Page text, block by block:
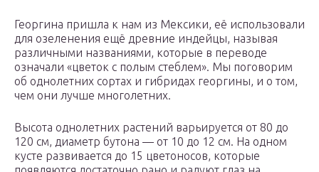
Георгина пришла к нам из Мексики, её использовали
для озеленения ещё древние индейцы, называя
различными названиями, которые в переводе
означали «цветок с полым стеблем». Мы поговорим
об однолетних сортах и гибридах георгины, и о том,
чем они лучше многолетних.
Высота однолетних растений варьируется от 80 до
120 см, диаметр бутона — от 10 до 12 см. На одном
кусте развивается до 15 цветоносов, которые